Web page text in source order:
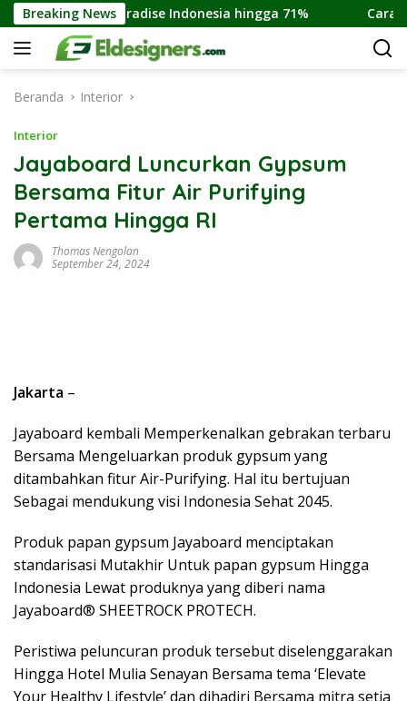
Langsung
ke
konten
Breaking News
Paradise Indonesia hingga 71% Cara
Beranda Interior
Interior
Jayaboard Luncurkan Gypsum
Bersama Fitur Air Purifying
Pertama Hingga RI
Thomas Nengolan
September 24, 2024
Jakarta –
Jayaboard kembali Memperkenalkan gebrakan terbaru
Bersama Mengeluarkan produk gypsum yang
ditambahkan fitur Air-Purifying. Hal itu bertujuan
Sebagai mendukung visi Indonesia Sehat 2045.
Produk papan gypsum Jayaboard menciptakan
standarisasi Mutakhir Untuk papan gypsum Hingga
Indonesia Lewat produknya yang diberi nama
Jayaboard® SHEETROCK PROTECH.
Peristiwa peluncuran produk tersebut diselenggarakan
Hingga Hotel Mulia Senayan Bersama tema ‘Elevate
Your Healthy Lifestyle’ dan dihadiri Bersama mitra setia